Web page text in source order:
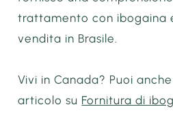
trattamento con ibogaina
vendita in Brasile.
Vivi in Canada? Puoi
articolo su Fornitura di